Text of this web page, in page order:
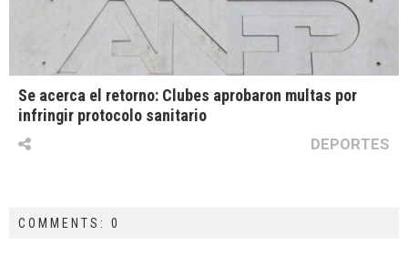
Se acerca el retorno: Clubes aprobaron multas por
infringir protocolo sanitario
DEPORTES
COMMENTS: 0